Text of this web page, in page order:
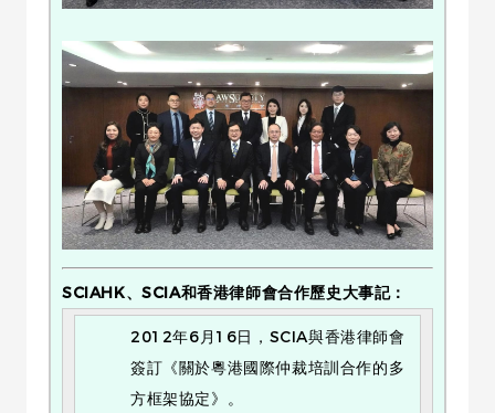
SCIAHK、SCIA和香港律師會合作歷史大事記：
2012年6月16日，SCIA與香港律師會
簽訂《關於粵港國際仲裁培訓合作的多
方框架協定》。